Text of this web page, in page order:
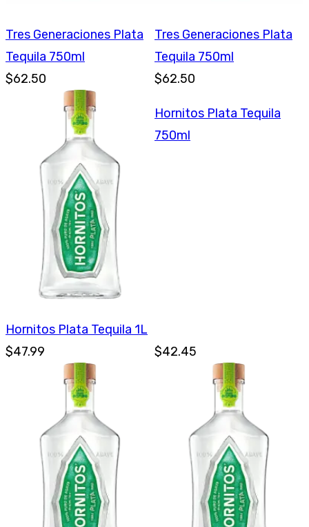
Tres Generaciones Plata
Tequila 750ml
$62.50
Tres Generaciones Plata
Tequila 750ml
$62.50
Hornitos Plata Tequila 1L
$47.99
Hornitos Plata Tequila
750ml
$42.45